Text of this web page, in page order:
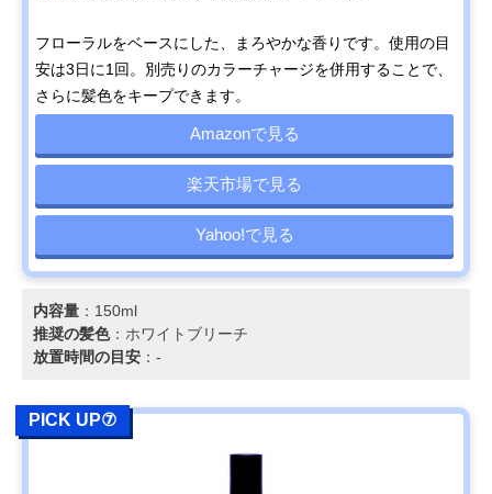
フローラルをベースにした、まろやかな香りです。使用の目
安は3日に1回。別売りのカラーチャージを併用することで、
さらに髪色をキープできます。
Amazonで見る
楽天市場で見る
Yahoo!で見る
内容量 ：150ml
推奨の髪色：ホワイトブリーチ
放置時間の目安 ：-
PICK UP⑦